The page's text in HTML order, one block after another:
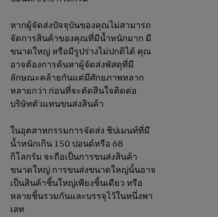
หากผู้จัดส่งปัจจุบันของคุณไม่สามารถ
จัดการสินค้าของคุณที่มีน้ำหนักมาก มี
ขนาดใหญ่ หรือมีรูปร่างไม่ปกติได้ คุณ
อาจต้องการค้นหาผู้จัดส่งพัสดุที่มี
ลักษณะคล้ายกันแต่มีศักยภาพหลาก
หลายกว่า ก่อนที่จะตัดสินใจติดต่อ
บริษัทตัวแทนขนส่งสินค้า
ในอุตสาหกรรมการจัดส่ง ชิปเมนท์ที่มี
น้ำหนักเกิน 150 ปอนด์หรือ 68
กิโลกรัม จะถือเป็นการขนส่งสินค้า
ขนาดใหญ่ การขนส่งขนาดใหญ่นั้นอาจ
เป็นสินค้าชิ้นใหญ่เพียงชิ้นเดียว หรือ
หลายชิ้นรวมกันและบรรจุไว้ในหนึ่งพา
เลท